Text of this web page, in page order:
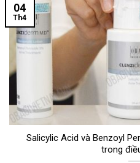
Salicylic Acid và Benzoyl
trong
04
Th4